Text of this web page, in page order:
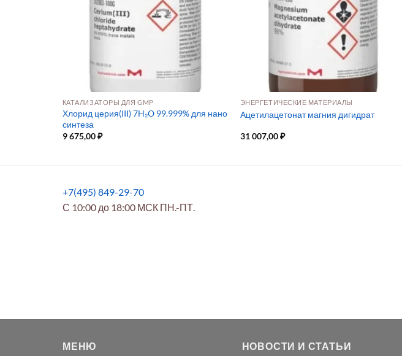
КАТАЛИЗАТОРЫ ДЛЯ GMP
Хлорид церия(III) 7H₂O 99.999% для нано
синтеза
9 675,00₽
ЭНЕРГЕТИЧЕСКИЕ МАТЕРИАЛЫ
Ацетилацетонат магния дигидрат
31 007,00₽
+7(495) 849-29-70
С 10:00 до 18:00 МСК ПН.-ПТ.
МЕНЮ НОВОСТИ И СТАТЬИ